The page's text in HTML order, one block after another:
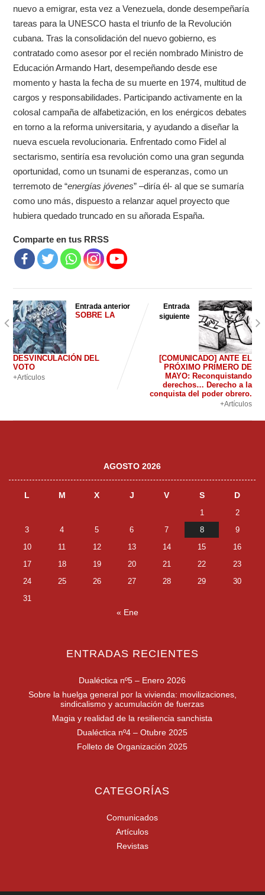
nuevo a emigrar, esta vez a Venezuela, donde desempeñaría
tareas para la UNESCO hasta el triunfo de la Revolución
cubana. Tras la consolidación del nuevo gobierno, es
contratado como asesor por el recién nombrado Ministro de
Educación Armando Hart, desempeñando desde ese
momento y hasta la fecha de su muerte en 1974, multitud de
cargos y responsabilidades. Participando activamente en la
colosal campaña de alfabetización, en los enérgicos debates
en torno a la reforma universitaria, y ayudando a diseñar la
nueva escuela revolucionaria. Enfrentado como Fidel al
sectarismo, sentiría esa revolución como una gran segunda
oportunidad, como un tsunami de esperanzas, como un
terremoto de “energías jóvenes” –diría él- al que se sumaría
como uno más, dispuesto a relanzar aquel proyecto que
hubiera quedado truncado en su añorada España.
Comparte en tus RRSS
Entrada anterior
SOBRE LA
DESVINCULACIÓN DEL
VOTO
+Artículos
Entrada
siguiente
[COMUNICADO] ANTE EL
PRÓXIMO PRIMERO DE
MAYO: Reconquistando
derechos… Derecho a la
conquista del poder obrero.
+Artículos
AGOSTO 2026
L M X J V S D
1
2
3
4 5 6 7 8
9
10
11 12 13 14 15
16
17
18 19 20 21 22
23
24
25 26 27 28 29
30
31
« Ene
ENTRADAS RECIENTES
Dualéctica nº5 – Enero 2026
Sobre la huelga general por la vivienda: movilizaciones,
sindicalismo y acumulación de fuerzas
Magia y realidad de la resiliencia sanchista
Dualéctica nº4 – Otubre 2025
Folleto de Organización 2025
CATEGORÍAS
Comunicados
Artículos
Revistas